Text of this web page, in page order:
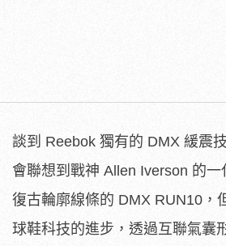
談到 Reebok 獨有的 DMX 緩震
會聯想到戰神 Allen Iverson 的
復古輪廓線條的 DMX RUN10，
球鞋科技的進步，透過互聯氣囊